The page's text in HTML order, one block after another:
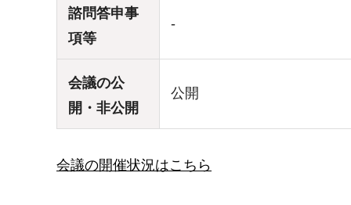
諮問答申事
項等
-
会議の公
開・非公開
公開
会議の開催状況はこちら